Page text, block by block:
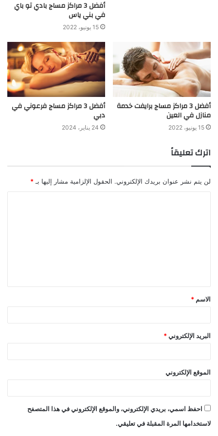
أفضل 3 مراكز مساج بادي تو باي
في بني ياس
15 يونيو، 2022
أفضل 3 مراكز مساج برايفت خدمة
منازل في العين
15 يونيو، 2022
أفضل 3 مراكز مساج فرعوني في
دبي
24 يناير، 2024
اترك تعليقاً
لن يتم نشر عنوان بريدك الإلكتروني. الحقول الإلزامية مشار إليها بـ *
الاسم *
البريد الإلكتروني *
الموقع الإلكتروني
احفظ اسمي، بريدي الإلكتروني، والموقع الإلكتروني في هذا المتصفح
لاستخدامها المرة المقبلة في تعليقي.